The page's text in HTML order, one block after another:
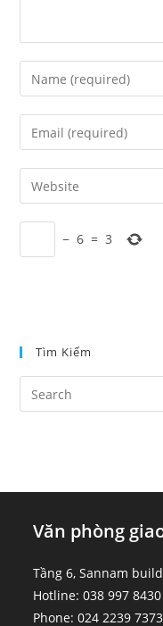
Enter
your
name
comment
Enter
your
email
address
comment
Enter
your
website
− 6 = 3
Tìm Kiếm
Văn phòng
Tầng 6, Sannam
Hotline: 038 997 8430
Phone: 024 2239 7373